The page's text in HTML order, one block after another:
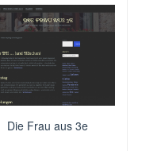
Die Frau aus 3e